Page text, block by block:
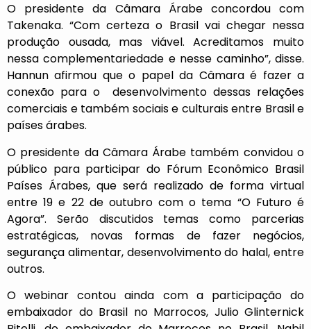
O presidente da Câmara Árabe concordou com
Takenaka. “Com certeza o Brasil vai chegar nessa
produção ousada, mas viável. Acreditamos muito
nessa complementariedade e nesse caminho”, disse.
Hannun afirmou que o papel da Câmara é fazer a
conexão para o desenvolvimento dessas relações
comerciais e também sociais e culturais entre Brasil e
países árabes.
O presidente da Câmara Árabe também convidou o
público para participar do Fórum Econômico Brasil
Países Árabes, que será realizado de forma virtual
entre 19 e 22 de outubro com o tema “O Futuro é
Agora”. Serão discutidos temas como parcerias
estratégicas, novas formas de fazer negócios,
segurança alimentar, desenvolvimento do halal, entre
outros.
O webinar contou ainda com a participação do
embaixador do Brasil no Marrocos, Julio Glinternick